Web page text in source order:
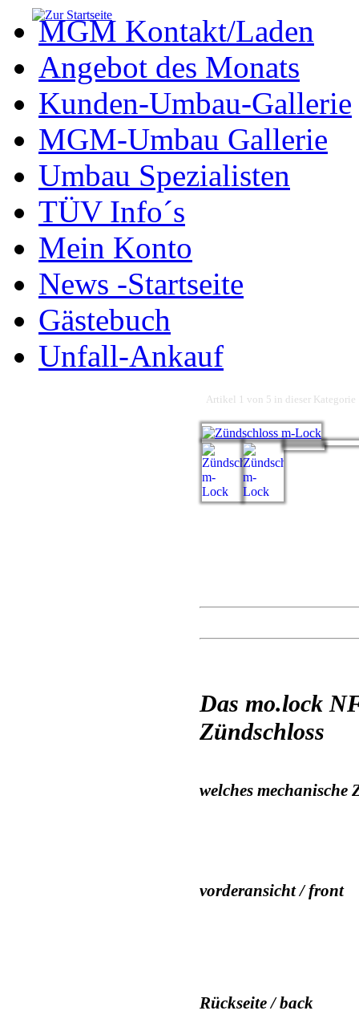
MGM Kontakt/Laden
Angebot des Monats
Kunden-Umbau-Gallerie
MGM-Umbau Gallerie
Umbau Spezialisten
TÜV Info´s
Mein Konto
News -Startseite
Gästebuch
Unfall-Ankauf
Artikel 1 von 5 in dieser Kategorie
Das mo.lock
Zündschloss
welches mechanische
vorderansicht / front
Rückseite / back